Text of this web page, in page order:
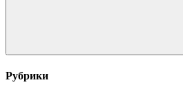
Рубрики